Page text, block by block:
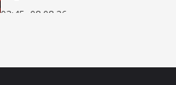
03:45, 08.08.26
Київщині: три загиблі,